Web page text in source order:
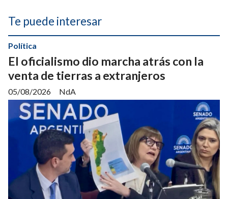
Te puede interesar
El oficialismo dio marcha atrás con la
venta de tierras a extranjeros
NdA
Política
05/08/2026